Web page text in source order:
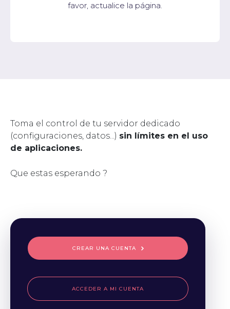
favor, actualice la página.
Toma el control de tu servidor dedicado
(configuraciones, datos...) sin límites en el uso
de aplicaciones.
Que estas esperando ?
CREAR UNA CUENTA
ACCEDER A MI CUENTA